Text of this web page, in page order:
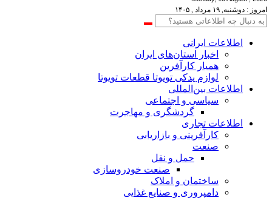
امروز : دوشنبه, ۱۹ مرداد , ۱۴۰۵
اطلاعات‌ ‎ایرانی
اخبار استان‌های ایران
همیار کارآفرین
لوازم یدکی تویوتا قطعات تویوتا
اطلاعات بین‌المللی
سیاسی و اجتماعی
گردشگری و مهاجرت
اطلاعات تجاری
کارآفرینی و بازاریابی
صنعت
حمل و نقل
صنعت خودروسازی
ساختمان و املاک
دامپروری و صنایع غذایی